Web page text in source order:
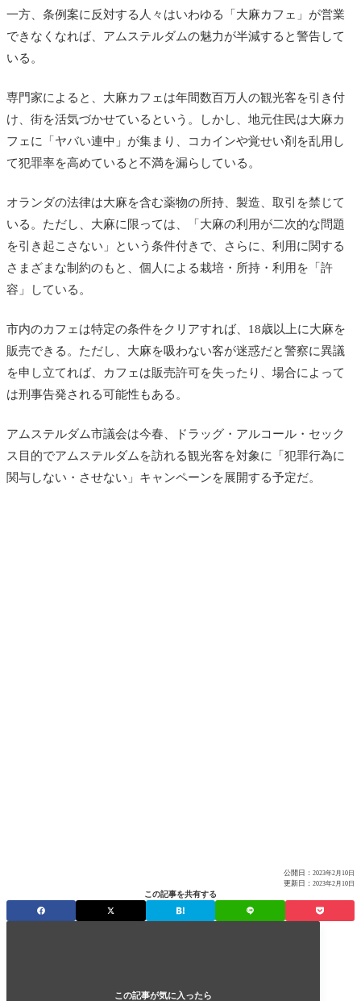
一方、条例案に反対する人々はいわゆる「大麻カフェ」が営業
できなくなれば、アムステルダムの魅力が半減すると警告して
いる。
専門家によると、大麻カフェは年間数百万人の観光客を引き付
け、街を活気づかせているという。しかし、地元住民は大麻カ
フェに「ヤバい連中」が集まり、コカインや覚せい剤を乱用し
て犯罪率を高めていると不満を漏らしている。
オランダの法律は大麻を含む薬物の所持、製造、取引を禁じて
いる。ただし、大麻に限っては、「大麻の利用が二次的な問題
を引き起こさない」という条件付きで、さらに、利用に関する
さまざまな制約のもと、個人による栽培・所持・利用を「許
容」している。
市内のカフェは特定の条件をクリアすれば、18歳以上に大麻を
販売できる。ただし、大麻を吸わない客が迷惑だと警察に異議
を申し立てれば、カフェは販売許可を失ったり、場合によって
は刑事告発される可能性もある。
アムステルダム市議会は今春、ドラッグ・アルコール・セック
ス目的でアムステルダムを訪れる観光客を対象に「犯罪行為に
関与しない・させない」キャンペーンを展開する予定だ。
公開日： 2023年2月10日
更新日： 2023年2月10日
この記事を共有する
この記事が気に入ったら